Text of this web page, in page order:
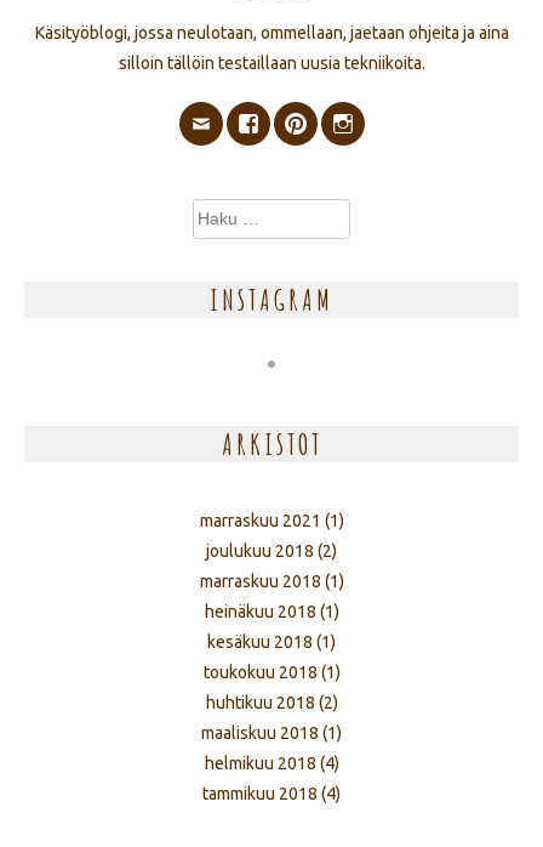
Käsityöblogi, jossa neulotaan, ommellaan, jaetaan ohjeita ja aina
silloin tällöin testaillaan uusia tekniikoita.
Haku:
INSTAGRAM
ARKISTOT
marraskuu 2021 (1)
joulukuu 2018 (2)
marraskuu 2018 (1)
heinäkuu 2018 (1)
kesäkuu 2018 (1)
toukokuu 2018 (1)
huhtikuu 2018 (2)
maaliskuu 2018 (1)
helmikuu 2018 (4)
tammikuu 2018 (4)